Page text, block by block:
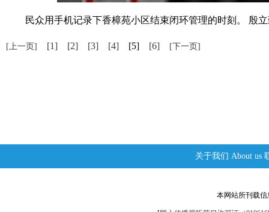
民众用手机记录下香樟苑小区结束闭环管理的时刻。 殷立
[上一页] [1] [2] [3] [4] [5] [6] [下一页]
关于我们 About us
本网站所刊载